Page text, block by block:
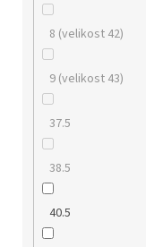
8 (velikost 42)
9 (velikost 43)
37.5
38.5
40.5